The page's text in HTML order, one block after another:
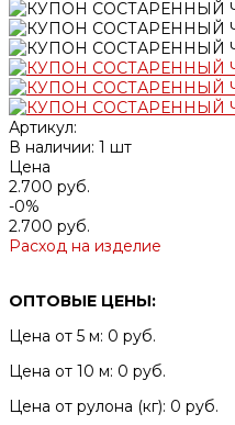
Артикул:
В наличии: 1 шт
Цена
2.700 руб.
-0%
2.700 руб.
Расход на изделие
ОПТОВЫЕ ЦЕНЫ:
Цена от 5 м: 0 руб.
Цена от 10 м: 0 руб.
Цена от рулона (кг): 0 руб.